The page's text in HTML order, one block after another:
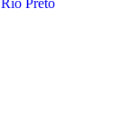
Preto